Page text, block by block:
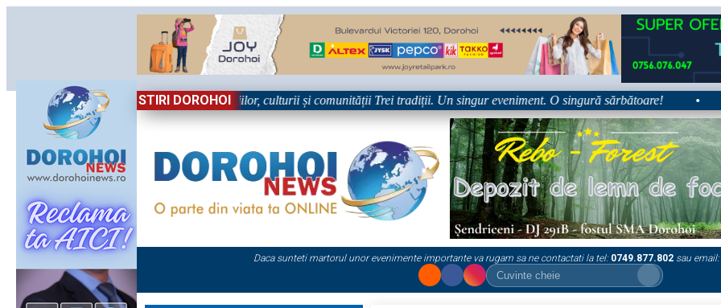
STIRI DOROHOI
Sărbătoare!” – trei zile dedicate tradițiilor, culturii și comunității Trei tradiții. Un singur eveniment. O singură sărbătoare! •
Daca sunteti martorul unor evenimente importante va rugam sa ne contactati la tel: 0749.877.802 sau email: